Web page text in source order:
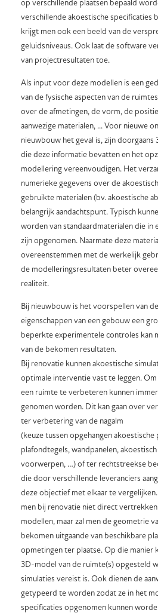
op verschillende plaatsen bepaald
verschillende akoestische specificaties
krijgt men ook een beeld van de
geluidsniveaus. Ook laat de software
van projectresultaten toe.
Als input voor deze modellen is een
van de fysische aspecten van de
over de afmetingen, de vorm, de
aanwezige materialen, ... Voor nieuwe
nieuwbouw het geval is, zijn
die deze informatie bevatten en het
modellering vereenvoudigen. Het
numerieke gegevens over de
gebruikte materialen (bv. akoestische
belangrijk aandachtspunt. Typisch
worden van standaardmaterialen die in
zijn opgenomen. Naarmate deze
overeenstemmen met de werkelijk
de modelleringsresultaten beter
realiteit.
Bij nieuwbouw is het voorspellen van
eigenschappen van een gebouw een
beperkte experimentele controles kan
van de bekomen resultaten.
Bij renovatie kunnen akoestische
optimale interventie vast te leggen.
een ruimte te verbeteren kunnen
genomen worden. Dit kan gaan over
ter verbetering van de nagalm
(keuze tussen opgehangen akoestische
plafondtegels, wandpanelen,
voorwerpen, …) of ter rechtstreekse
die door verschillende leveranciers
deze objectief met elkaar te
men bij renovatie niet direct
modellen, maar zal men de geometrie
bekomen uitgaande van beschikbare
opmetingen ter plaatse. Op die manier
3D-model van de ruimte(s) opgesteld
simulaties vereist is. Ook dienen de
getypeerd te worden zodat ze in het
specificaties opgenomen kunnen